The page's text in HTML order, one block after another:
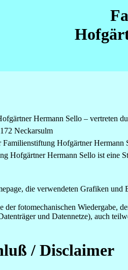
Hermann Sello – vertreten
Neckarsulm
Familienstiftung Hofgärtner
Hofgärtner Hermann Sello ist eine
die verwendeten Grafiken und
der fotomechanischen Wiedergabe,
und Datennetze), auch
/ Disclaimer